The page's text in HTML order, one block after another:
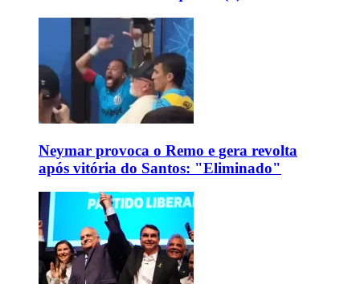
Neymar provoca o Remo e gera revolta
após vitória do Santos: "Eliminado"